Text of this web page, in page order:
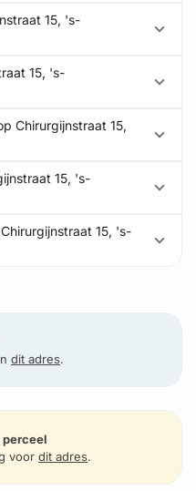
15, 's-
15, 's-
Chirurgijnstraat 15,
15, 's-
15, 's-
dit adres.
voor dit adres.